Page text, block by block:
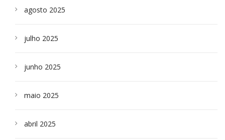
agosto 2025
julho 2025
junho 2025
maio 2025
abril 2025